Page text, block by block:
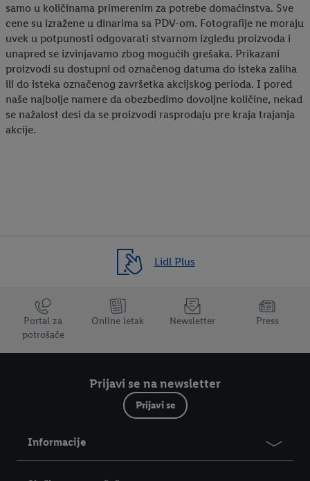
samo u količinama primerenim za potrebe domaćinstva. Sve
cene su izražene u dinarima sa PDV-om. Fotografije ne moraju
uvek u potpunosti odgovarati stvarnom izgledu proizvoda i
unapred se izvinjavamo zbog mogućih grešaka. Prikazani
proizvodi su dostupni od označenog datuma do isteka zaliha
ili do isteka označenog završetka akcijskog perioda. I pored
naše najbolje namere da obezbedimo dovoljne količine, nekad
se nažalost desi da se proizvodi rasprodaju pre kraja trajanja
akcije.
Lidl Plus
Trustbar
Portal za
potrošače
Online letak Newsletter Press
Prijavi se na newsletter
Prijavi se
Informacije